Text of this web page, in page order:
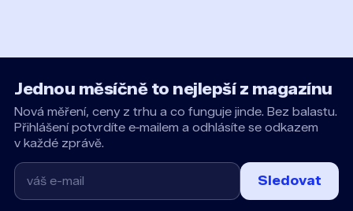
Jednou měsíčně to nejlepší z magazínu
Nová měření, ceny z trhu a co funguje jinde. Bez balastu.
Přihlášení potvrdíte e‑mailem a odhlásíte se odkazem
v každé zprávě.
Sledovat